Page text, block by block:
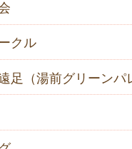
クル
足（湯前グリーンパ